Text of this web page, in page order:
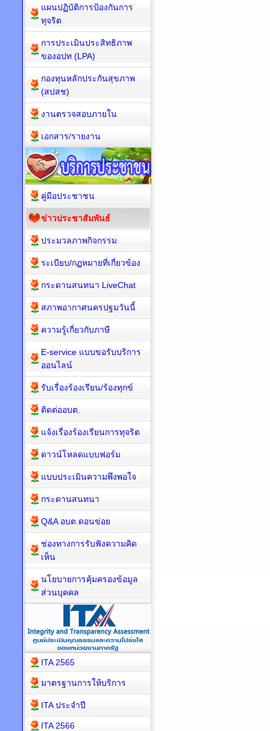
แผนปฏิบัติการป้องกันการ
ทุจริต
การประเมินประสิทธิภาพ
ของอปท (LPA)
กองทุนหลักประกันสุขภาพ
(สปสช)
งานตรวจสอบภายใน
เอกสาร/รายงาน
คู่มือประชาชน
ข่าวประชาสัมพันธ์
ประมวลภาพกิจกรรม
ระเบียบ/กฏหมายที่เกี่ยวข้อง
กระดานสนทนา LiveChat
สภาพอากาศนครปฐมวันนี้
ความรู้เกี่ยวกับภาษี
E-service แบบขอรับบริการ
ออนไลน์
รับเรื่องร้องเรียน/ร้องทุกข์
ติดต่ออบต.
แจ้งเรื่องร้องเรียนการทุจริต
ดาวน์โหลดแบบฟอร์ม
แบบประเมินความพึงพอใจ
กระดานสนทนา
Q&A อบต.ดอนข่อย
ช่องทางการรับฟังความคิด
เห็น
นโยบายการคุ้มครองข้อมูล
ส่วนบุคคล
ITA 2565
มาตรฐานการให้บริการ
ITA ประจำปี
ITA 2566